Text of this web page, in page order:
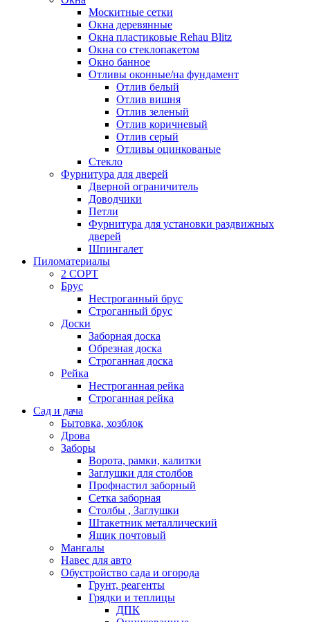
Москитные сетки
Окна деревянные
Окна пластиковые Rehau Blitz
Окна со стеклопакетом
Окно банное
Отливы оконные/на фундамент
Отлив белый
Отлив вишня
Отлив зеленый
Отлив коричневый
Отлив серый
Отливы оцинкованые
Стекло
Фурнитура для дверей
Дверной ограничитель
Доводчики
Петли
Фурнитура для установки раздвижных
дверей
Шпингалет
Пиломатериалы
2 СОРТ
Брус
Нестроганный брус
Строганный брус
Доски
Заборная доска
Обрезная доска
Строганная доска
Рейка
Нестроганная рейка
Строганная рейка
Сад и дача
Бытовка, хозблок
Дрова
Заборы
Ворота, рамки, калитки
Заглушки для столбов
Профнастил заборный
Сетка заборная
Столбы , Заглушки
Штакетник металлический
Ящик почтовый
Мангалы
Навес для авто
Обустройство сада и огорода
Грунт, реагенты
Грядки и теплицы
ДПК